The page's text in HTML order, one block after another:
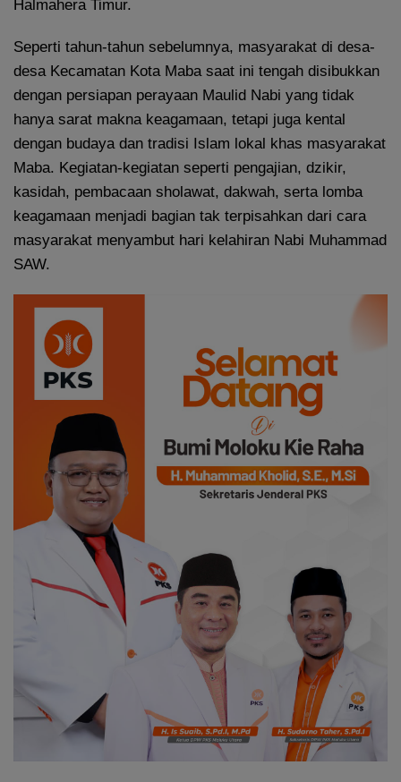
Halmahera Timur.
Seperti tahun-tahun sebelumnya, masyarakat di desa-
desa Kecamatan Kota Maba saat ini tengah disibukkan
dengan persiapan perayaan Maulid Nabi yang tidak
hanya sarat makna keagamaan, tetapi juga kental
dengan budaya dan tradisi Islam lokal khas masyarakat
Maba. Kegiatan-kegiatan seperti pengajian, dzikir,
kasidah, pembacaan sholawat, dakwah, serta lomba
keagamaan menjadi bagian tak terpisahkan dari cara
masyarakat menyambut hari kelahiran Nabi Muhammad
SAW.